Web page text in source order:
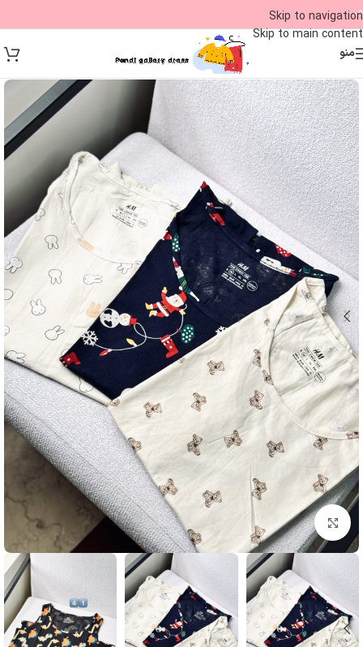
Skip to navigation
Skip to main content
09
منو
بزرگنمایی تصویر